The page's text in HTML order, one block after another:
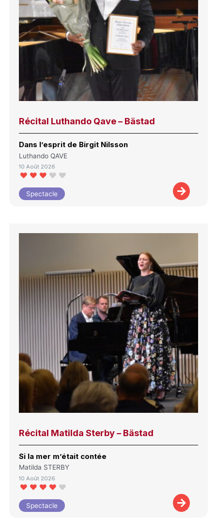
Récital Luthando Qave – Bästad
Dans l’esprit de Birgit Nilsson
Luthando QAVE
10 Août 2026
Spectacle
Récital Matilda Sterby – Bästad
Si la mer m’était contée
Matilda STERBY
10 Août 2026
Spectacle